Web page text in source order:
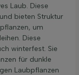
Laub. Diese
bieten Struktur
um
Diese
winterfest. Sie
für dunkle
Laubpflanzen